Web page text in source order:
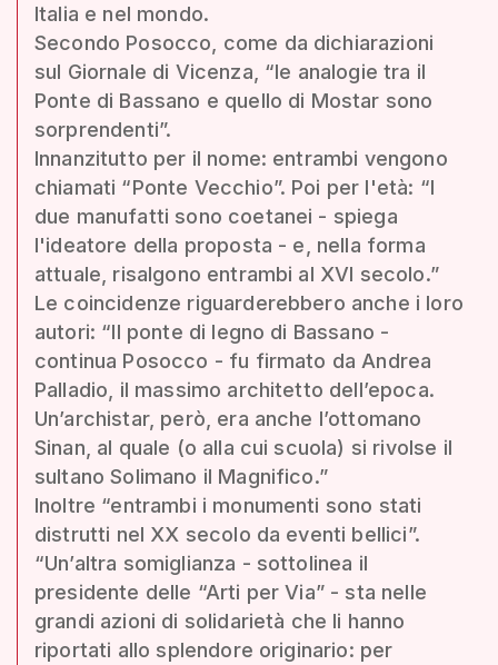
Italia e nel mondo.
Secondo Posocco, come da dichiarazioni
sul Giornale di Vicenza, “le analogie tra il
Ponte di Bassano e quello di Mostar sono
sorprendenti”.
Innanzitutto per il nome: entrambi vengono
chiamati “Ponte Vecchio”. Poi per l'età: “I
due manufatti sono coetanei - spiega
l'ideatore della proposta - e, nella forma
attuale, risalgono entrambi al XVI secolo.”
Le coincidenze riguarderebbero anche i loro
autori: “Il ponte di legno di Bassano -
continua Posocco - fu firmato da Andrea
Palladio, il massimo architetto dell’epoca.
Un’archistar, però, era anche l’ottomano
Sinan, al quale (o alla cui scuola) si rivolse il
sultano Solimano il Magnifico.”
Inoltre “entrambi i monumenti sono stati
distrutti nel XX secolo da eventi bellici”.
“Un’altra somiglianza - sottolinea il
presidente delle “Arti per Via” - sta nelle
grandi azioni di solidarietà che li hanno
riportati allo splendore originario: per